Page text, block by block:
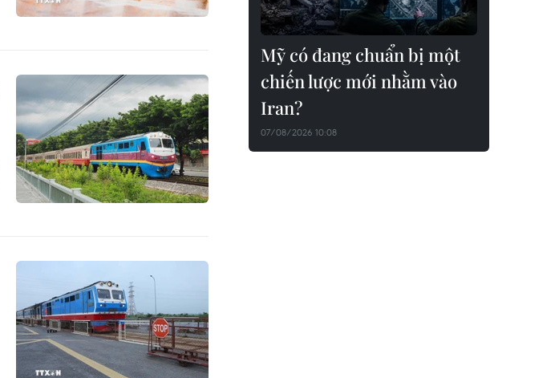
Mỹ có đang chuẩn bị một
chiến lược mới nhằm vào
Iran?
07/08/2026 10:08